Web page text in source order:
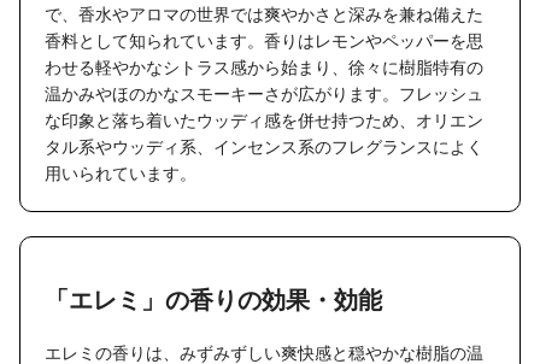
で、香水やアロマの世界では爽やかさと深みを兼ね備えた
香料として知られています。香りはレモンやペッパーを思
わせる軽やかなシトラス感から始まり、徐々に樹脂特有の
温かみやほのかなスモーキーさが広がります。フレッシュ
な印象と落ち着いたウッディ感を併せ持つため、オリエン
タル系やウッディ系、インセンス系のフレグランスによく
用いられています。
「エレミ」の香りの効果・効能
エレミの香りは、みずみずしい爽快感と穏やかな樹脂の温